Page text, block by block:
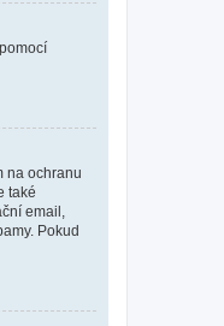
na ochranu
také
email,
Pokud